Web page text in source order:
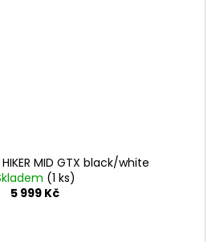
MID GTX black/white
(1 ks)
5 999 Kč